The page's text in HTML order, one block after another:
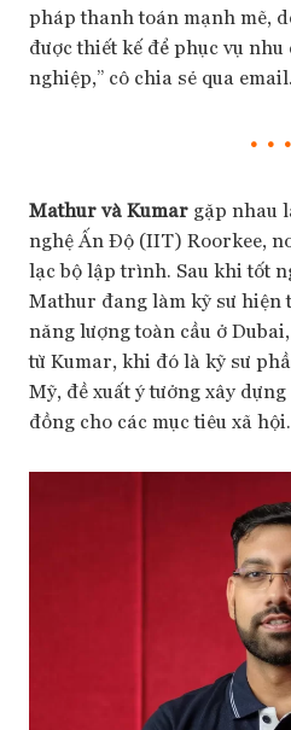
pháp thanh toán mạnh mẽ,
được thiết kế để phục vụ
nghiệp,” cô chia sẻ qua email.
• • •
Mathur và Kumar gặp nhau
nghệ Ấn Độ (IIT) Roorkee,
lạc bộ lập trình. Sau khi tốt
Mathur đang làm kỹ sư hiện
năng lượng toàn cầu ở
từ Kumar, khi đó là kỹ sư
Mỹ, đề xuất ý tưởng xây
đồng cho các mục tiêu xã hội.